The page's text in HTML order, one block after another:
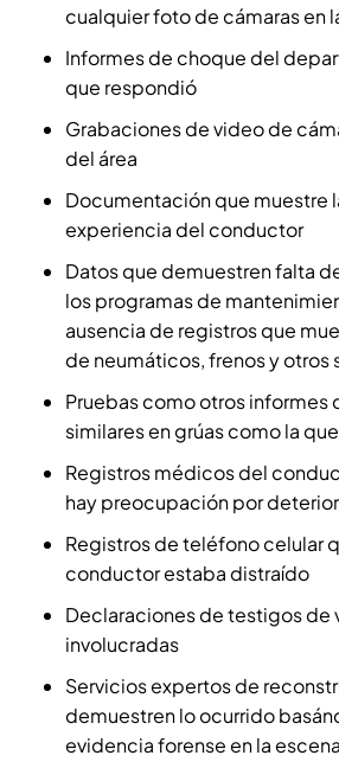
cualquier foto de cámaras en
Informes de choque del
que respondió
Grabaciones de video de
del área
Documentación que muestre
experiencia del conductor
Datos que demuestren falta
los programas de
ausencia de registros que
de neumáticos, frenos y otros
Pruebas como otros informes
similares en grúas como la
Registros médicos del
hay preocupación por
Registros de teléfono celular
conductor estaba distraído
Declaraciones de testigos de
involucradas
Servicios expertos de
demuestren lo ocurrido
evidencia forense en la escena